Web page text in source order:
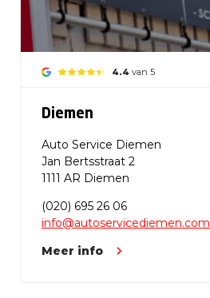
4.4 van 5
Diemen
Auto Service Diemen
Jan Bertsstraat 2
1111 AR Diemen
(020) 695 26 06
info@autoservicediemen.com
Meer info